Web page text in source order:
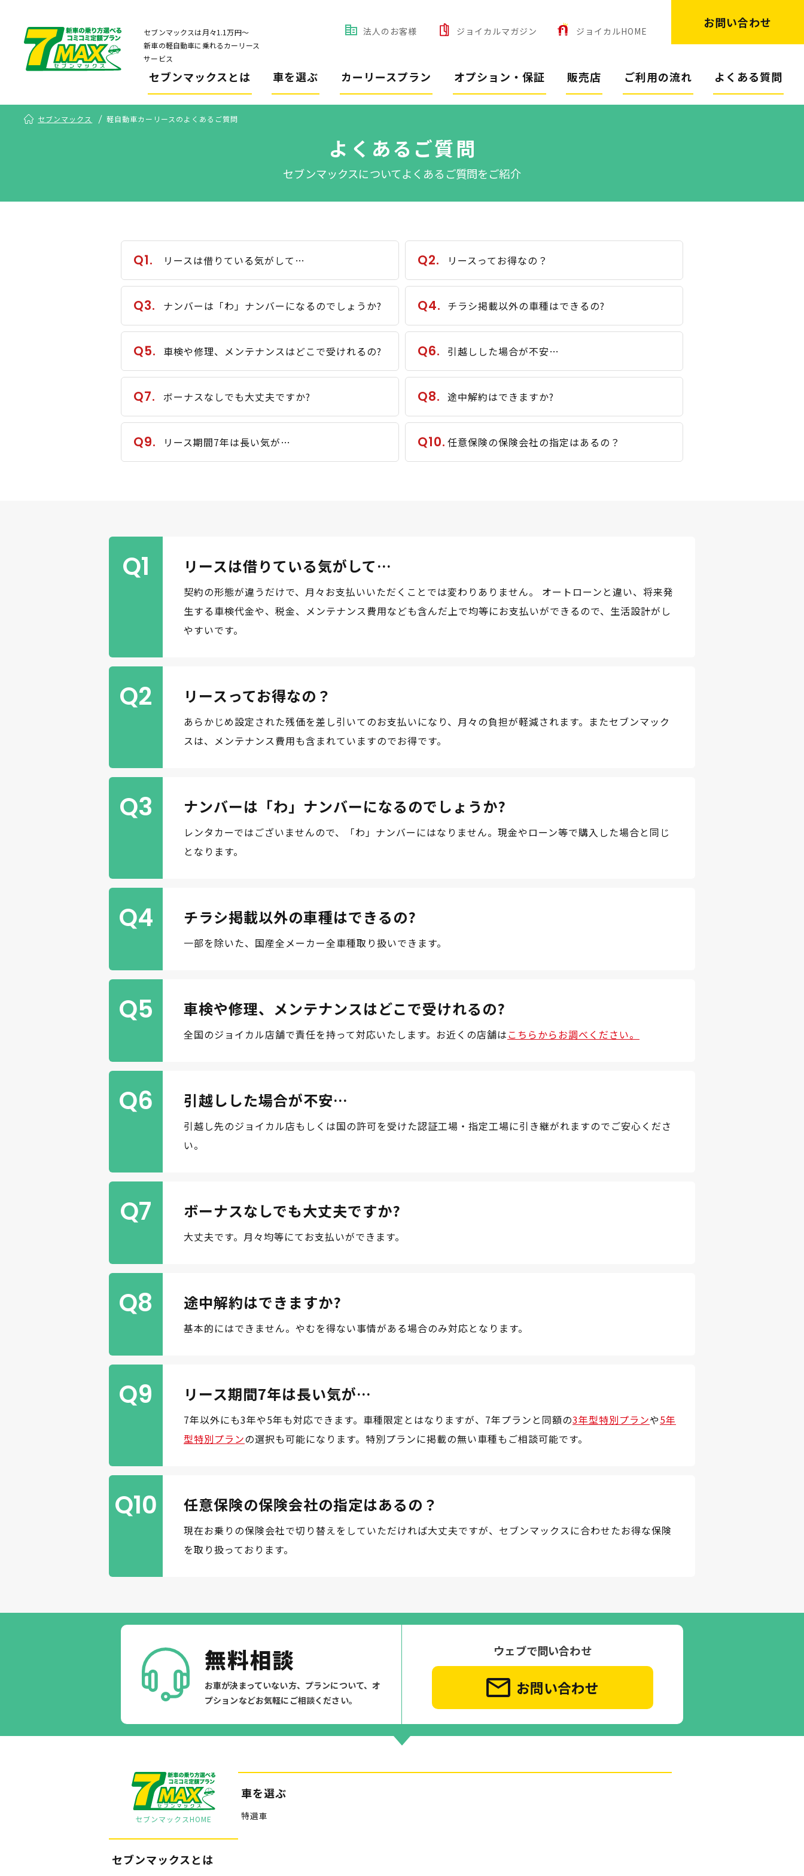
セブンマックスは月々1.1万円〜
新車の軽自動車に乗れるカーリース
サービス
法人のお客様 ジョイカルマガジン ジョイカルHOME
お問い合わせ
セブンマックスとは 車を選ぶ カーリースプラン オプション・保証 販売店 ご利用の流れ よくある質問
セブンマックス 軽自動車カーリースのよくあるご質問
よくあるご質問
セブンマックスについてよくあるご質問をご紹介
Q1. リースは借りている気がして… Q2. リースってお得なの？
Q3. ナンバーは「わ」ナンバーになるのでしょうか? Q4. チラシ掲載以外の車種はできるの?
Q5. 車検や修理、メンテナンスはどこで受けれるの? Q6. 引越しした場合が不安…
Q7. ボーナスなしでも大丈夫ですか? Q8. 途中解約はできますか?
Q9. リース期間7年は長い気が… Q10. 任意保険の保険会社の指定はあるの？
Q1 リースは借りている気がして…
契約の形態が違うだけで、月々お支払いいただくことでは変わりありません。 オートローンと違い、将来発
生する車検代金や、税金、メンテナンス費用なども含んだ上で均等にお支払いができるので、生活設計がし
やすいです。
Q2 リースってお得なの？
あらかじめ設定された残価を差し引いてのお支払いになり、月々の負担が軽減されます。またセブンマック
スは、メンテナンス費用も含まれていますのでお得です。
Q3 ナンバーは「わ」ナンバーになるのでしょうか?
レンタカーではございませんので、「わ」ナンバーにはなりません。現金やローン等で購入した場合と同じ
となります。
Q4 チラシ掲載以外の車種はできるの?
一部を除いた、国産全メーカー全車種取り扱いできます。
Q5 車検や修理、メンテナンスはどこで受けれるの?
全国のジョイカル店舗で責任を持って対応いたします。お近くの店舗はこちらからお調べください。
Q6 引越しした場合が不安…
引越し先のジョイカル店もしくは国の許可を受けた認証工場・指定工場に引き継がれますのでご安心くださ
い。
Q7 ボーナスなしでも大丈夫ですか?
大丈夫です。月々均等にてお支払いができます。
Q8 途中解約はできますか?
基本的にはできません。やむを得ない事情がある場合のみ対応となります。
Q9 リース期間7年は長い気が…
7年以外にも3年や5年も対応できます。車種限定とはなりますが、7年プランと同額の3年型特別プランや5年
型特別プランの選択も可能になります。特別プランに掲載の無い車種もご相談可能です。
Q10 任意保険の保険会社の指定はあるの？
現在お乗りの保険会社で切り替えをしていただければ大丈夫ですが、セブンマックスに合わせたお得な保険
を取り扱っております。
無料相談
お車が決まっていない方、プランについて、オ
プションなどお気軽にご相談ください。
ウェブで問い合わせ
お問い合わせ
セブンマックスHOME
セブンマックスとは
車を選ぶ
特選車